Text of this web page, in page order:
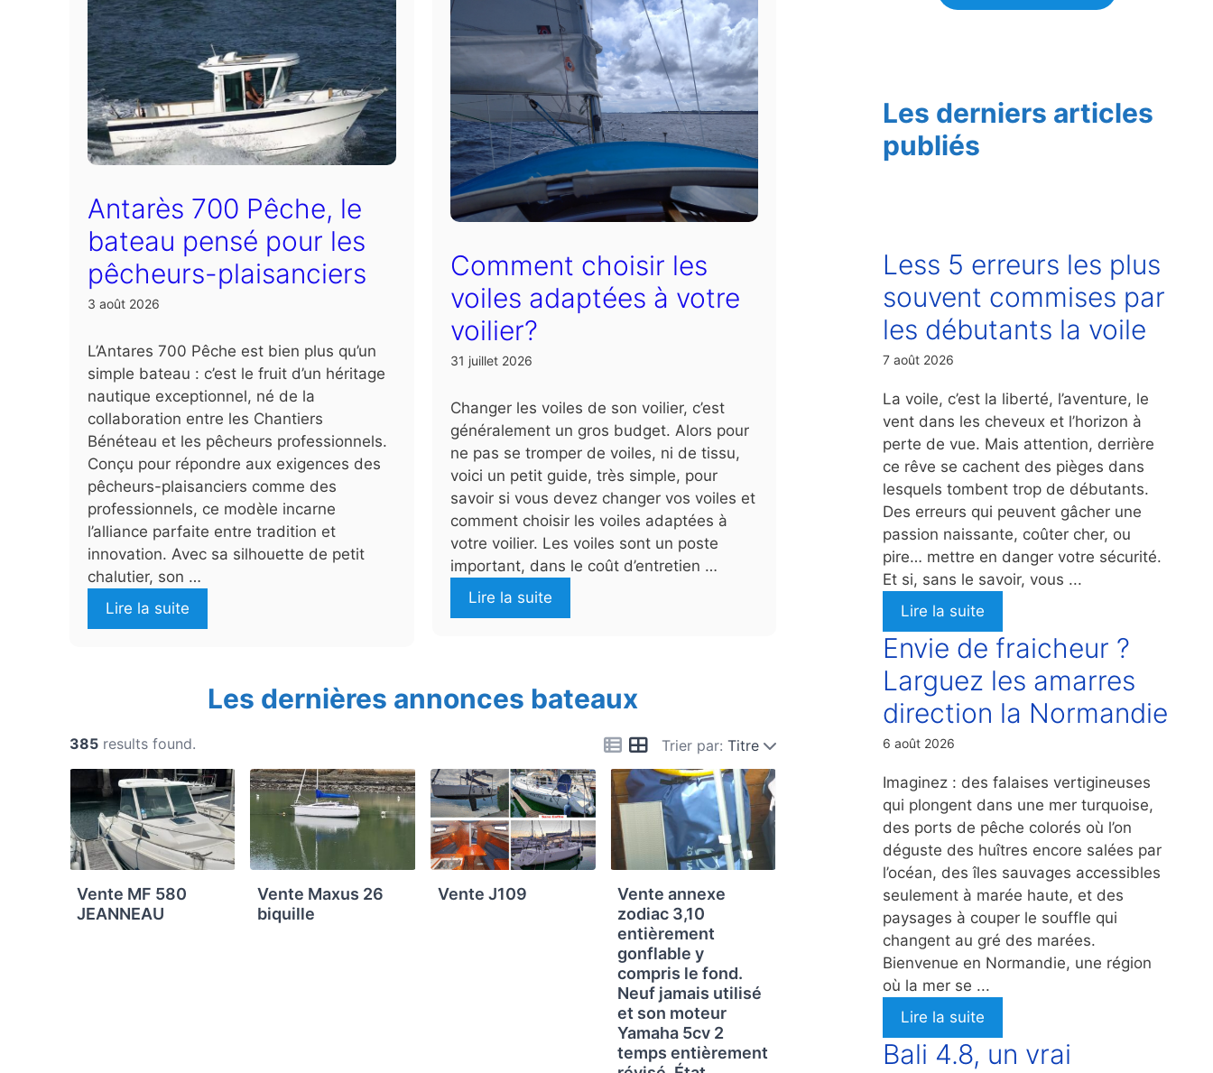
Antarès 700 Pêche, le
bateau pensé pour les
pêcheurs-plaisanciers
3 août 2026
L’Antares 700 Pêche est bien plus qu’un
simple bateau : c’est le fruit d’un héritage
nautique exceptionnel, né de la
collaboration entre les Chantiers
Bénéteau et les pêcheurs professionnels.
Conçu pour répondre aux exigences des
pêcheurs-plaisanciers comme des
professionnels, ce modèle incarne
l’alliance parfaite entre tradition et
innovation. Avec sa silhouette de petit
chalutier, son …
Lire la suite
Comment choisir les
voiles adaptées à votre
voilier?
31 juillet 2026
Changer les voiles de son voilier, c’est
généralement un gros budget. Alors pour
ne pas se tromper de voiles, ni de tissu,
voici un petit guide, très simple, pour
savoir si vous devez changer vos voiles et
comment choisir les voiles adaptées à
votre voilier. Les voiles sont un poste
important, dans le coût d’entretien …
Lire la suite
Les dernières annonces bateaux
Trier par: Titre
385 results found.
Vente MF 580
JEANNEAU
Vente Maxus 26
biquille
Vente J109
Vente annexe
zodiac 3,10
entièrement
gonflable y
compris le fond.
Neuf jamais utilisé
et son moteur
Yamaha 5cv 2
temps entièrement
Les derniers articles
publiés
Less 5 erreurs les plus
souvent commises par
les débutants la voile
7 août 2026
La voile, c’est la liberté, l’aventure, le
vent dans les cheveux et l’horizon à
perte de vue. Mais attention, derrière
ce rêve se cachent des pièges dans
lesquels tombent trop de débutants.
Des erreurs qui peuvent gâcher une
passion naissante, coûter cher, ou
pire… mettre en danger votre sécurité.
Et si, sans le savoir, vous ...
Lire la suite
Envie de fraicheur ?
Larguez les amarres
direction la Normandie
6 août 2026
Imaginez : des falaises vertigineuses
qui plongent dans une mer turquoise,
des ports de pêche colorés où l’on
déguste des huîtres encore salées par
l’océan, des îles sauvages accessibles
seulement à marée haute, et des
paysages à couper le souffle qui
changent au gré des marées.
Bienvenue en Normandie, une région
où la mer se ...
Lire la suite
Bali 4.8, un vrai